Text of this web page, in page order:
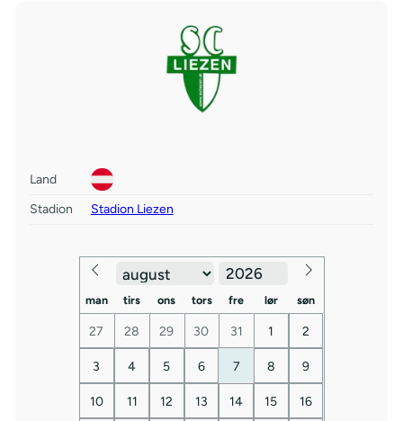
Land
Stadion
Stadion Liezen
man tirs ons tors fre lør søn
27 28 29 30 31 1 2
3 4 5 6 7 8 9
10 11 12 13 14 15 16